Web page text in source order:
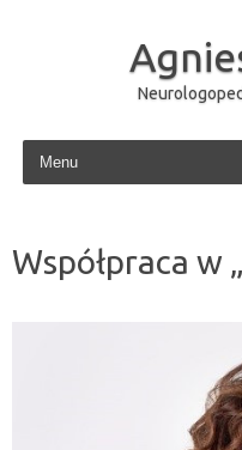
Skip to content
Współpraca w